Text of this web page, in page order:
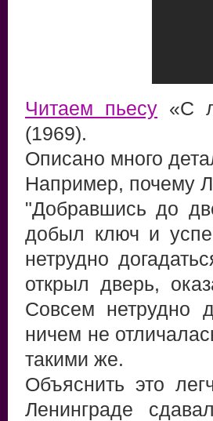
Читаем пьесу «С
(1969).
Описано много
Например, почему
"Добравшись до
добыл ключ и
нетрудно
открыл дверь,
Совсем нетрудно
ничем не
такими же.
Объяснить это
Ленинграде